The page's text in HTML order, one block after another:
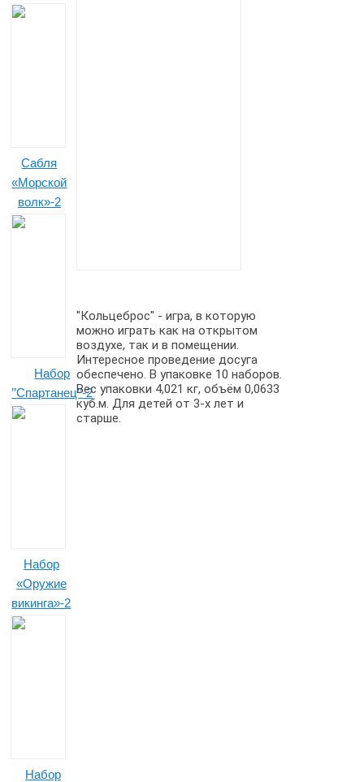
Сабля
«Морской
волк»-2
Набор
’’Спартанец’’-2
Набор
«Оружие
викинга»-2
Набор
"Кольцеброс" - игра, в которую
можно играть как на открытом
воздухе, так и в помещении.
Интересное проведение досуга
обеспечено. В упаковке 10 наборов.
Вес упаковки 4,021 кг, объём 0,0633
куб.м. Для детей от 3-х лет и
старше.